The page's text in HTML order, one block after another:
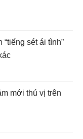
sét ái tình”
mới thú vị trên